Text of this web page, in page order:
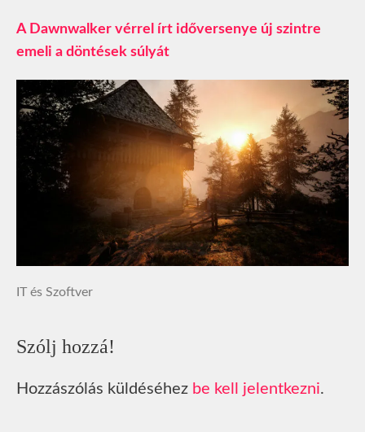
A Dawnwalker vérrel írt időversenye új szintre
emeli a döntések súlyát
IT és Szoftver
Szólj hozzá!
Hozzászólás küldéséhez be kell jelentkezni.